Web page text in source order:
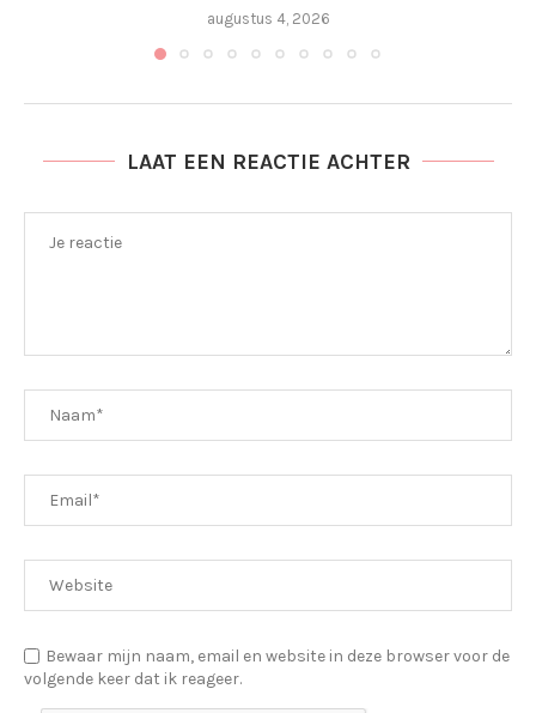
augustus 4, 2026
LAAT EEN REACTIE ACHTER
Bewaar mijn naam, email en website in deze browser voor de
volgende keer dat ik reageer.